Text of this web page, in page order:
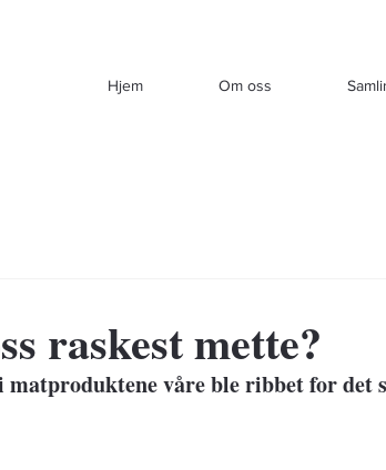
Hjem Om oss
raskest mette?
våre ble ribbet for det